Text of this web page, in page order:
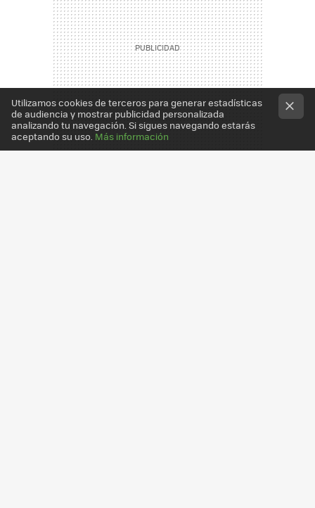
Utilizamos cookies de terceros para generar estadísticas
de audiencia y mostrar publicidad personalizada
analizando tu navegación. Si sigues navegando estarás
aceptando su uso. Más información